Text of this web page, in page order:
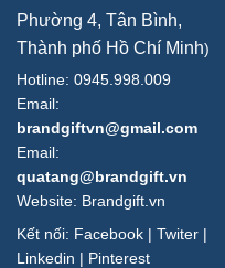
Phường 4, Tân Bình,
Thành phố Hồ Chí Minh)
Hotline: 0945.998.009
Email:
brandgiftvn@gmail.com
Email:
quatang@brandgift.vn
Website: Brandgift.vn
Kết nối: Facebook | Twiter |
Linkedin | Pinterest